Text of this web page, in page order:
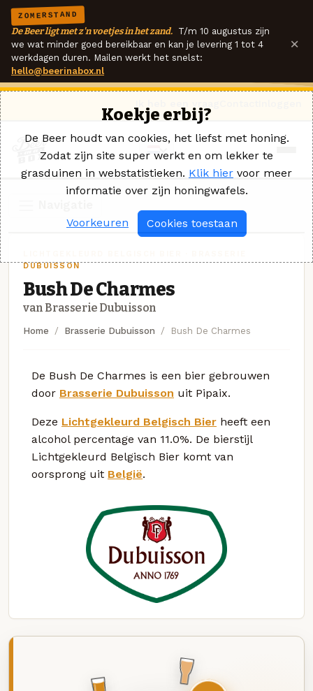
ZOMERSTAND
De Beer ligt met z'n voetjes in het zand. T/m 10 augustus zijn
we wat minder goed bereikbaar en kan je levering 1 tot 4
werkdagen duren. Mailen werkt het snelst:
hello@beerinabox.nl
×
DUBUISSON
Bush De Charmes
van Brasserie Dubuisson
Home Brasserie Dubuisson Bush De Charmes
De Bush De Charmes is een bier gebrouwen
door Brasserie Dubuisson uit Pipaix.
Deze Lichtgekleurd Belgisch Bier heeft een
alcohol percentage van 11.0%. De bierstijl
Lichtgekleurd Belgisch Bier komt van
oorsprong uit België.
Koekje erbij?
De Beer houdt van cookies, het liefst met honing.
Zodat zijn site super werkt en om lekker te
grasduinen in webstatistieken. Klik hier voor meer
informatie over zijn honingwafels.
Voorkeuren Cookies toestaan